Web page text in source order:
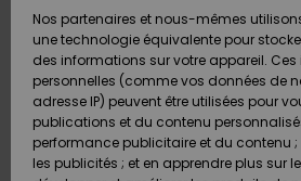
Chaussures
& Tongs
Surf
Chaussures
& Tongs
Surf
A
Découvrir
Snow
SURF
Shop
Enfant
Highlights
SNOW
Shop
Enfant
Snow
Shop
Femme
OUTLET
Outlet
Femme
Retours
Paiement
Carte
Cadeau
Nos partenaires et nous-mêmes
une technologie équivalente pour
des informations sur votre appareil.
personnelles (comme vos données de
adresse IP) peuvent être utilisées pour
publications et du contenu
performance publicitaire et du contenu
les publicités ; et en apprendre plus sur